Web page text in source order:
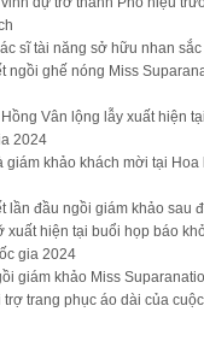
sĩ tài năng sở hữu nhan
ngồi ghế nóng Miss
Vân lộng lẫy xuất hiện
2024
giám khảo khách mời tại Hoa
lần đầu ngồi giám khảo sau
xuất hiện tại buổi họp báo
gia 2024
giám khảo Miss
trợ trang phục áo dài của